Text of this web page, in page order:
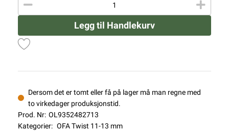
Legg til Handlekurv
Dersom det er tomt eller få på lager må man regne med
to virkedager produksjonstid.
Prod. Nr: OL9352482713
Kategorier: OFA Twist 11-13 mm